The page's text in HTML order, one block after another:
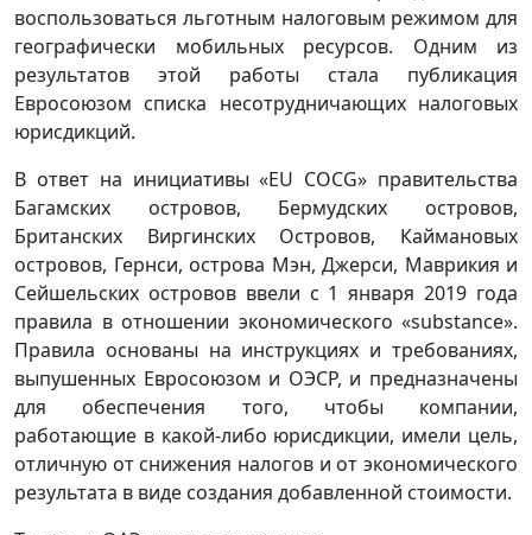
воспользоваться льготным налоговым режимом для
географически мобильных ресурсов. Одним из
результатов этой работы стала публикация
Евросоюзом списка несотрудничающих налоговых
юрисдикций.
В ответ на инициативы «EU COCG» правительства
Багамских островов, Бермудских островов,
Британских Виргинских Островов, Каймановых
островов, Гернси, острова Мэн, Джерси, Маврикия и
Сейшельских островов ввели с 1 января 2019 года
правила в отношении экономического «substance».
Правила основаны на инструкциях и требованиях,
выпушенных Евросоюзом и ОЭСР, и предназначены
для обеспечения того, чтобы компании,
работающие в какой-либо юрисдикции, имели цель,
отличную от снижения налогов и от экономического
результата в виде создания добавленной стоимости.